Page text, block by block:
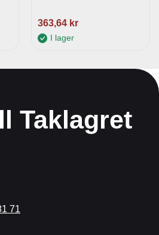
363,64 kr
I lager
Taklagret
71